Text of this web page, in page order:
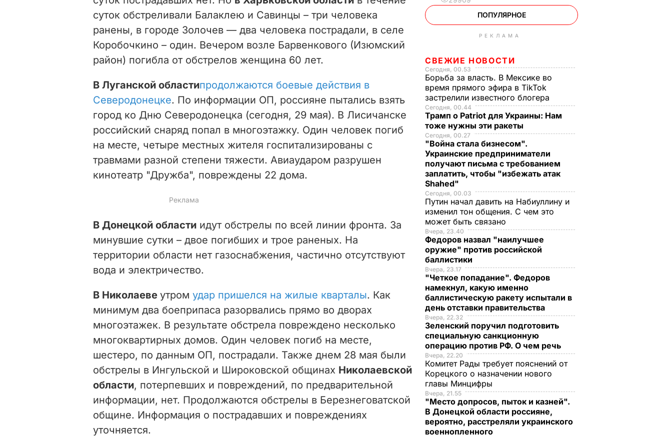
суток обстреливали Балаклею и Савинцы – три человека
ранены, в городе Золочев — два человека пострадали, в селе
Коробочкино – один. Вечером возле Барвенкового (Изюмский
район) погибла от обстрелов женщина 60 лет.
В Луганской областипродолжаются боевые действия в
Северодонецке. По информации ОП, россияне пытались взять
город ко Дню Северодонецка (сегодня, 29 мая). В Лисичанске
российский снаряд попал в многоэтажку. Один человек погиб
на месте, четыре местных жителя госпитализированы с
травмами разной степени тяжести. Авиаударом разрушен
кинотеатр "Дружба", повреждены 22 дома.
В Донецкой области идут обстрелы по всей линии фронта. За
минувшие сутки – двое погибших и трое раненых. На
территории области нет газоснабжения, частично отсутствуют
вода и электричество.
В Николаеве утром удар пришелся на жилые кварталы. Как
минимум два боеприпаса разорвались прямо во дворах
многоэтажек. В результате обстрела повреждено несколько
многоквартирных домов. Один человек погиб на месте,
шестеро, по данным ОП, пострадали. Также днем 28 мая были
обстрелы в Ингульской и Широковской общинах Николаевской
области, потерпевших и повреждений, по предварительной
информации, нет. Продолжаются обстрелы в Березнеговатской
общине. Информация о пострадавших и повреждениях
уточняется.
ПОПУЛЯРНОЕ
РЕКЛАМА
СВЕЖИЕ НОВОСТИ
Сегодня, 00.53
Борьба за власть. В Мексике во
время прямого эфира в TikTok
застрелили известного блогера
Сегодня, 00.44
Трамп о Patriot для Украины: Нам
тоже нужны эти ракеты
Сегодня, 00.27
"Война стала бизнесом".
Украинские предприниматели
получают письма с требованием
заплатить, чтобы "избежать атак
Shahed"
Сегодня, 00.03
Путин начал давить на Набиуллину и
изменил тон общения. С чем это
может быть связано
Вчера, 23.40
Федоров назвал "наилучшее
оружие" против российской
баллистики
Вчера, 23.17
"Четкое попадание". Федоров
намекнул, какую именно
баллистическую ракету испытали в
день отставки правительства
Вчера, 22.32
Зеленский поручил подготовить
специальную санкционную
операцию против РФ. О чем речь
Вчера, 22.20
Комитет Рады требует пояснений от
Корецкого о назначении нового
главы Минцифры
Вчера, 21.55
"Место допросов, пыток и казней".
В Донецкой области россияне,
вероятно, расстреляли украинского
военнопленного